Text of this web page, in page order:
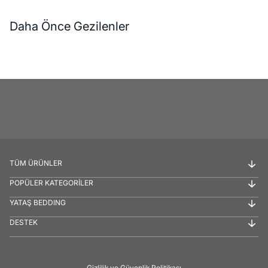
Daha Önce Gezilenler
TÜM ÜRÜNLER
POPÜLER KATEGORİLER
YATAŞ BEDDING
DESTEK